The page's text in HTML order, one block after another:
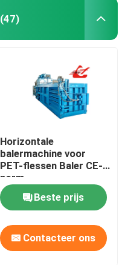
(47)
Horizontale
balermachine voor
PET-flessen Baler CE-
norm
Beste prijs
Contacteer ons